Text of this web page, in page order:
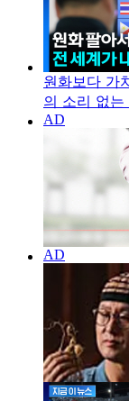
원화보다 가
의 소리 없